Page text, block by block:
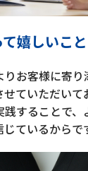
嬉しいこ
お客様に寄
ていただい
することで
ているからで